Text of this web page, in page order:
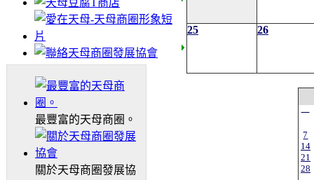
最豐富的天母商圈。
關於天母商圈發展協
25 26
一
7
14
21
28